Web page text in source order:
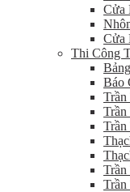
Cửa
Cửa
Thi Công
Báo
Trần
Trần
Trần
Trần